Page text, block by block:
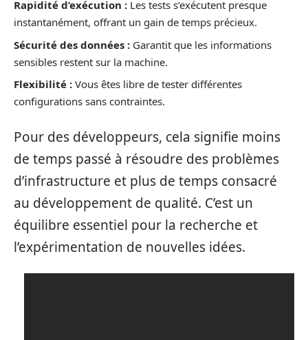
Rapidité d’exécution : Les tests s’exécutent presque
instantanément, offrant un gain de temps précieux.
Sécurité des données : Garantit que les informations
sensibles restent sur la machine.
Flexibilité : Vous êtes libre de tester différentes
configurations sans contraintes.
Pour des développeurs, cela signifie moins
de temps passé à résoudre des problèmes
d’infrastructure et plus de temps consacré
au développement de qualité. C’est un
équilibre essentiel pour la recherche et
l’expérimentation de nouvelles idées.